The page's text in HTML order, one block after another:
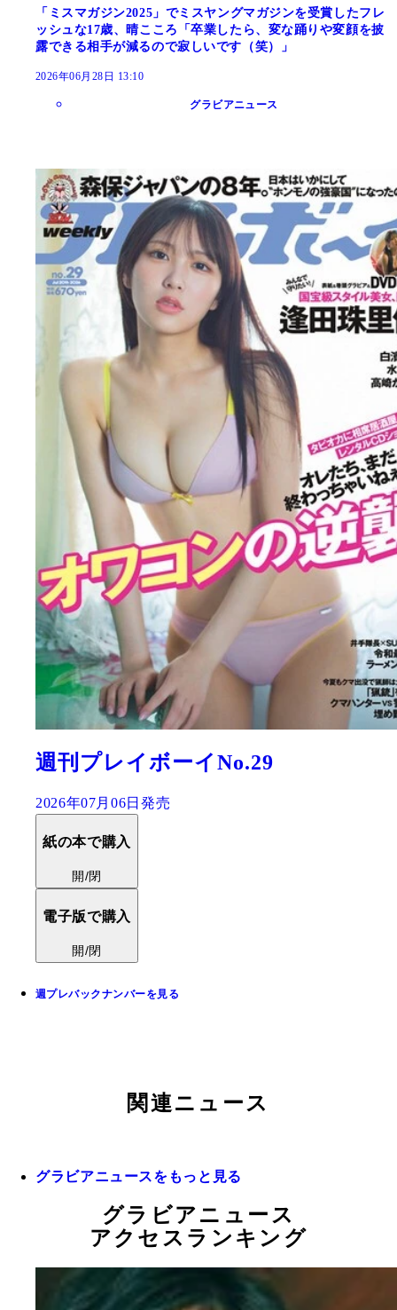
「ミスマガジン2025」でミスヤングマガジンを受賞したフレ
ッシュな17歳、晴こころ「卒業したら、変な踊りや変顔を披
露できる相手が減るので寂しいです（笑）」
2026年06月28日 13:10
グラビアニュース
週刊プレイボーイNo.29
2026年07月06日発売
紙の本で購入
開/閉
電子版で購入
開/閉
週プレバックナンバーを見る
関連ニュース
グラビアニュースをもっと見る
グラビアニュース
アクセスランキング